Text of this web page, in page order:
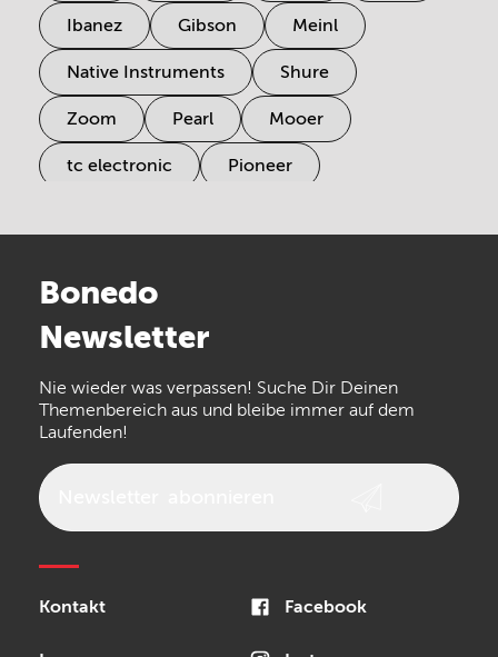
Ibanez Gibson Meinl
Native Instruments Shure
Zoom Pearl Mooer
tc electronic Pioneer
Arturia
the t.bone
Walrus Audio Epiphone
Bonedo
Newsletter
Nie wieder was verpassen! Suche Dir Deinen
Themenbereich aus und bleibe immer auf dem
Laufenden!
Kontakt Facebook